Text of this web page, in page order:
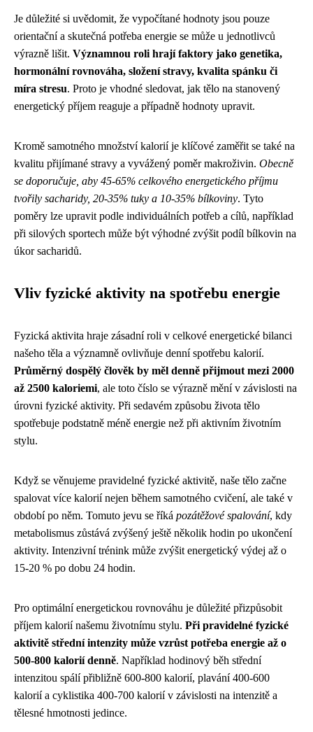
Je důležité si uvědomit, že vypočítané hodnoty jsou pouze
orientační a skutečná potřeba energie se může u jednotlivců
výrazně lišit. Významnou roli hrají faktory jako genetika,
hormonální rovnováha, složení stravy, kvalita spánku či
míra stresu. Proto je vhodné sledovat, jak tělo na stanovený
energetický příjem reaguje a případně hodnoty upravit.
Kromě samotného množství kalorií je klíčové zaměřit se také na
kvalitu přijímané stravy a vyvážený poměr makroživin. Obecně
se doporučuje, aby 45-65% celkového energetického příjmu
tvořily sacharidy, 20-35% tuky a 10-35% bílkoviny. Tyto
poměry lze upravit podle individuálních potřeb a cílů, například
při silových sportech může být výhodné zvýšit podíl bílkovin na
úkor sacharidů.
Vliv fyzické aktivity na spotřebu energie
Fyzická aktivita hraje zásadní roli v celkové energetické bilanci
našeho těla a významně ovlivňuje denní spotřebu kalorií.
Průměrný dospělý člověk by měl denně přijmout mezi 2000
až 2500 kaloriemi, ale toto číslo se výrazně mění v závislosti na
úrovni fyzické aktivity. Při sedavém způsobu života tělo
spotřebuje podstatně méně energie než při aktivním životním
stylu.
Když se věnujeme pravidelné fyzické aktivitě, naše tělo začne
spalovat více kalorií nejen během samotného cvičení, ale také v
období po něm. Tomuto jevu se říká pozátěžové spalování, kdy
metabolismus zůstává zvýšený ještě několik hodin po ukončení
aktivity. Intenzivní trénink může zvýšit energetický výdej až o
15-20 % po dobu 24 hodin.
Pro optimální energetickou rovnováhu je důležité přizpůsobit
příjem kalorií našemu životnímu stylu. Při pravidelné fyzické
aktivitě střední intenzity může vzrůst potřeba energie až o
500-800 kalorií denně. Například hodinový běh střední
intenzitou spálí přibližně 600-800 kalorií, plavání 400-600
kalorií a cyklistika 400-700 kalorií v závislosti na intenzitě a
tělesné hmotnosti jedince.